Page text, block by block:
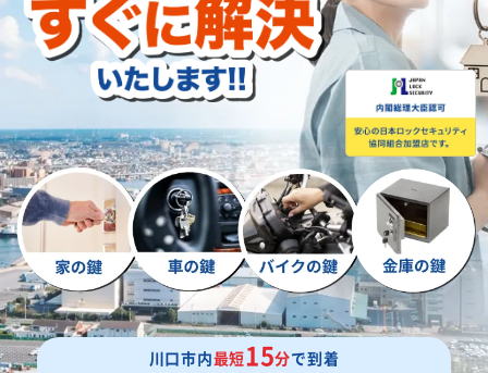
川口市内最短15分で到着